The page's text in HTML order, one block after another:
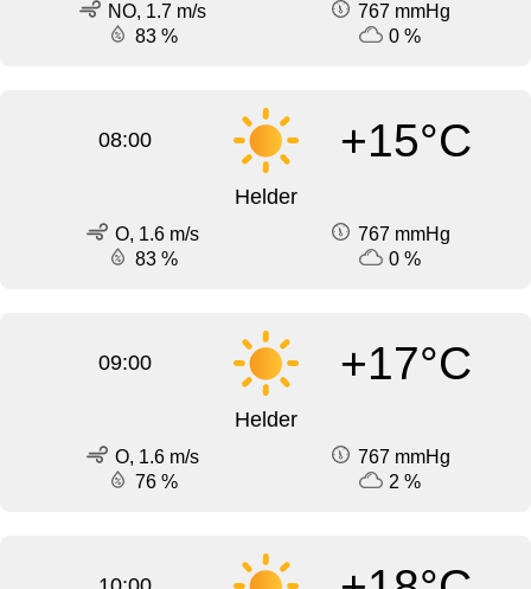
NO, 1.7 m/s
767 mmHg
83 %
0 %
08:00 +15°C
Helder
O, 1.6 m/s
767 mmHg
83 %
0 %
09:00 +17°C
Helder
O, 1.6 m/s
767 mmHg
76 %
2 %